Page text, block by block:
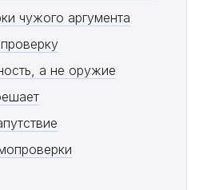
чужого аргумента
а не оружие